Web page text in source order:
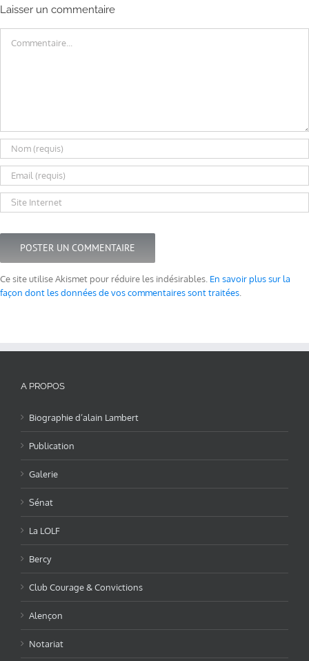
Laisser un commentaire
Ce site utilise Akismet pour réduire les indésirables. En savoir plus sur la
façon dont les données de vos commentaires sont traitées
A PROPOS
Biographie d’alain Lambert
Publication
Galerie
Sénat
La LOLF
Bercy
Club Courage & Convictions
Alençon
Notariat